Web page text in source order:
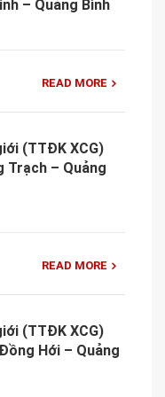
– Quảng Bình
READ MORE
(TTĐK XCG)
Trạch – Quảng
READ MORE
(TTĐK XCG)
Hới – Quảng